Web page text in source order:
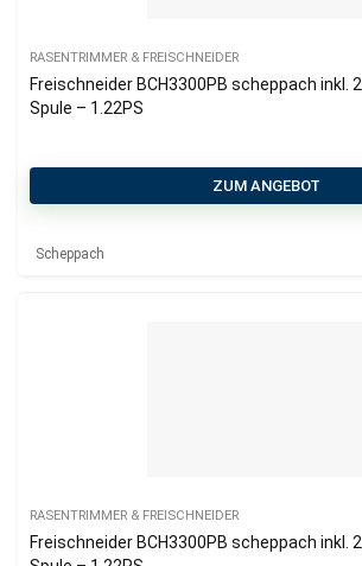
RASENTRIMMER & FREISCHNEIDER
Freischneider BCH3300PB scheppach inkl. 2.
Spule – 1.22PS
ZUM ANGEBOT
Scheppach
RASENTRIMMER & FREISCHNEIDER
Freischneider BCH3300PB scheppach inkl. 2.